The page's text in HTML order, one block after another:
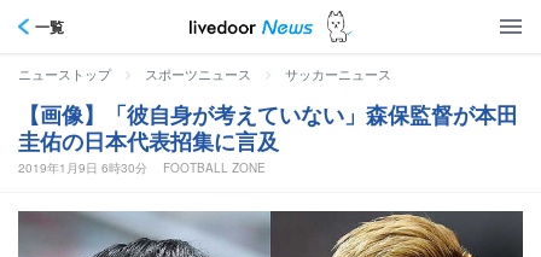
一覧
ニューストップ > スポーツニュース > サッカーニュース
【画像】「彼自身が考えていない」森保監督が本田
圭佑の日本代表招集に言及
2019年1月9日 6時30分 FOOTBALL ZONE